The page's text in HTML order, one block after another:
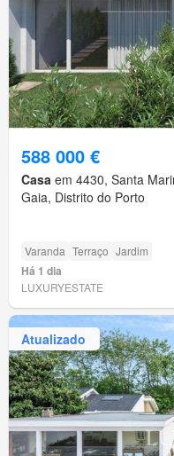
588 000 €
Casa em 4430, Santa
Gaia, Distrito do Porto
Varanda Terraço Jardim
Há 1 dia
LUXURYESTATE
Atualizado